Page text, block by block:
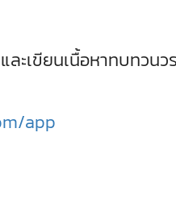
ละเขียนเนื้อหาทบทวน
app